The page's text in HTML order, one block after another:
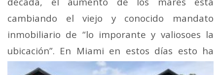
cambiando el viejo y conocido mandato
inmobiliario de “lo imporante y valiosoes la
ubicación”. En Miami en estos días esto ha